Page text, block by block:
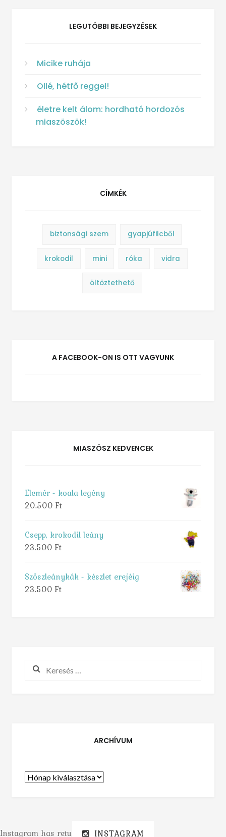
LEGUTÓBBI BEJEGYZÉSEK
Micike ruhája
Ollé, hétfő reggel!
életre kelt álom: hordható hordozós
miaszöszök!
CÍMKÉK
biztonsági szem gyapjúfilcből
krokodil mini róka vidra
öltöztethető
A FACEBOOK-ON IS OTT VAGYUNK
MIASZÖSZ KEDVENCEK
Elemér - koala legény
20.500 Ft
Csepp, krokodil leány
23.500 Ft
Szöszleánykák - készlet erejéig
23.500 Ft
Keresés:
ARCHÍVUM
Archívum
Instagram has returned invalid data.
INSTAGRAM